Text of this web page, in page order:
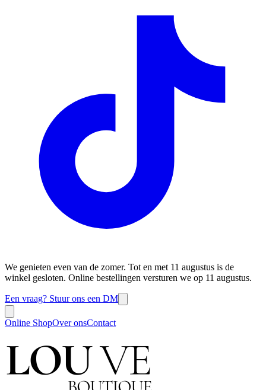
We genieten even van de zomer. Tot en met 11 augustus is de
winkel gesloten. Online bestellingen versturen we op 11 augustus.
Een vraag? Stuur ons een DM
Online ShopOver onsContact